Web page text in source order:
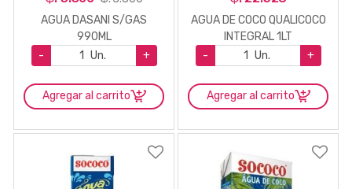
AGUA DASANI S/GAS
990ML
-
Un. +
Agregar al carrito
AGUA DE COCO QUALICOCO
INTEGRAL 1LT
-
Un. +
Agregar al carrito